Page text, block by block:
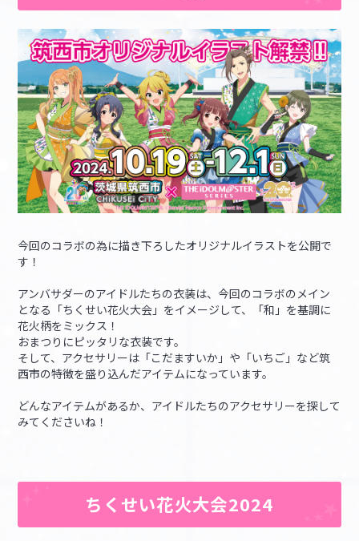
今回のコラボの為に描き下ろしたオリジナルイラストを公開で
す！
アンバサダーのアイドルたちの衣装は、今回のコラボのメイン
となる「ちくせい花火大会」をイメージして、「和」を基調に
花火柄をミックス！
おまつりにピッタリな衣装です。
そして、アクセサリーは「こだますいか」や「いちご」など筑
西市の特徴を盛り込んだアイテムになっています。
どんなアイテムがあるか、アイドルたちのアクセサリーを探して
みてくださいね！
ちくせい花火大会2024